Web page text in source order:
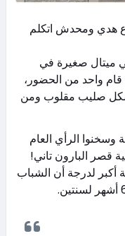
هدي ومحدش اتكلم
هيفي ميتال صغيرة في
واحد من الحضور،
شكل صليب مقلوب ومن
وسخنوا الرأي العام
قصر البارون تاني!
لدرجة أن الشباب